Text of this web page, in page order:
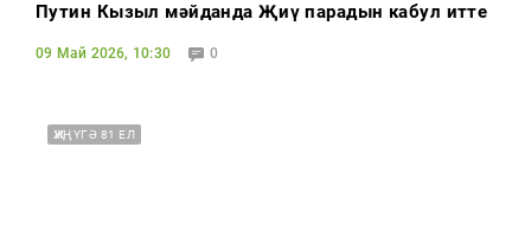
Путин Кызыл мәйданда Җиңү парадын кабул итте
09 Май 2026, 10:30 0
ҖИҢҮГӘ 81 ЕЛ